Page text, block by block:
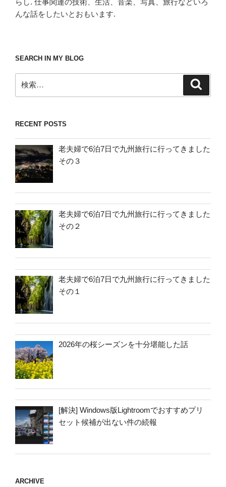
んな話をしたいとおもいます.
SEARCH IN MY BLOG
索:
RECENT POSTS
老夫婦で6泊7日で九州旅行に行ってきました
その３
老夫婦で6泊7日で九州旅行に行ってきました
その２
老夫婦で6泊7日で九州旅行に行ってきました
その１
2026年の桜シーズンを十分堪能した話
[解決] Windows版Lightroomでおすすめプリ
セット候補が出ない件の続報
ARCHIVE